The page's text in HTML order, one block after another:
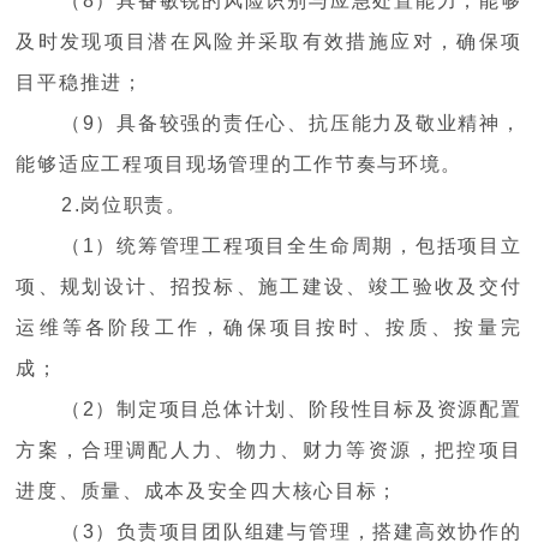
及时发现项目潜在风险并采取有效措施应对，确保项
目平稳推进；
（9）具备较强的责任心、抗压能力及敬业精神，
能够适应工程项目现场管理的工作节奏与环境。
2.岗位职责。
（1）统筹管理工程项目全生命周期，包括项目立
项、规划设计、招投标、施工建设、竣工验收及交付
运维等各阶段工作，确保项目按时、按质、按量完
成；
（2）制定项目总体计划、阶段性目标及资源配置
方案，合理调配人力、物力、财力等资源，把控项目
进度、质量、成本及安全四大核心目标；
（3）负责项目团队组建与管理，搭建高效协作的